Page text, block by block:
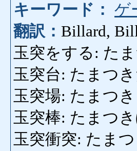
キーワード： ゲ
翻訳： Billard,
玉突をする: た
玉突台: たまつ
玉突場: たまつ
玉突棒: たまつ
玉突衝突: たま